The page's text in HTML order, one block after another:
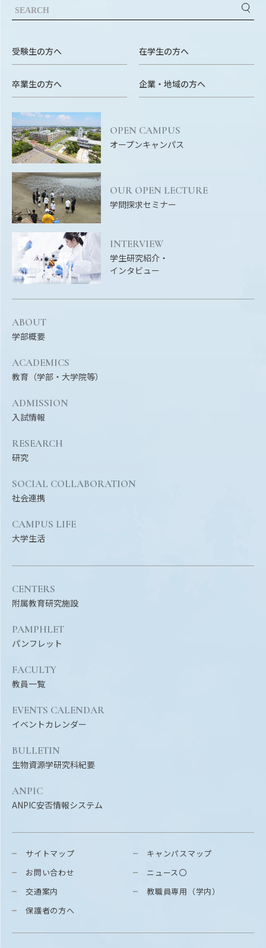
サイトマップ
お問い合わせ
交通案内
保護者の方へ
キャンパスマップ
ニュース〇
教職員専用（学内）
受験生の方へ 在学生の方へ
卒業生の方へ 企業・地域の方へ
OPEN CAMPUS
オープンキャンパス
OUR OPEN LECTURE
学問探求セミナー
INTERVIEW
学生研究紹介・
インタビュー
ABOUT
学部概要
ACADEMICS
教育（学部・大学院等）
ADMISSION
入試情報
RESEARCH
研究
SOCIAL COLLABORATION
社会連携
CAMPUS LIFE
大学生活
CENTERS
附属教育研究施設
PAMPHLET
パンフレット
FACULTY
教員一覧
EVENTS CALENDAR
イベントカレンダー
BULLETIN
生物資源学研究科紀要
ANPIC
ANPIC安否情報システム